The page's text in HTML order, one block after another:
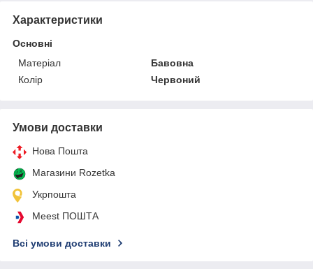
Характеристики
Основні
Матеріал
Бавовна
Колір
Червоний
Умови доставки
Нова Пошта
Магазини Rozetka
Укрпошта
Meest ПОШТА
Всі умови доставки